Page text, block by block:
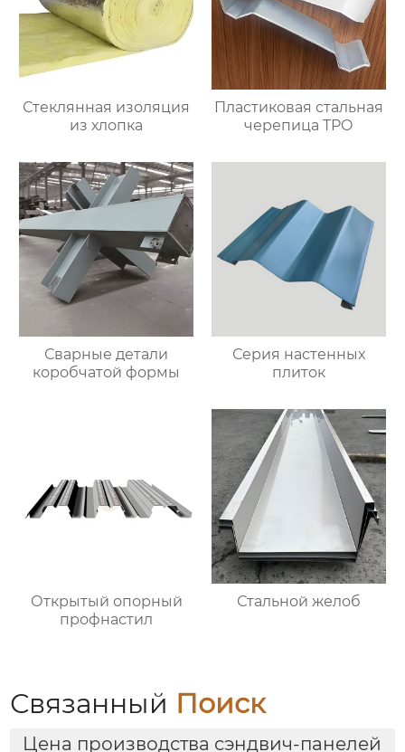
Стеклянная изоляция
из хлопка
Пластиковая стальная
черепица TPO
Сварные детали
коробчатой формы
Серия настенных
плиток
Открытый опорный
профнастил
Стальной желоб
Связанный Поиск
Цена производства сэндвич-панелей